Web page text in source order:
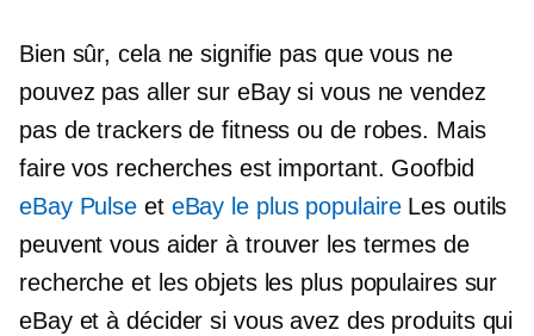
Bien sûr, cela ne signifie pas que vous ne
pouvez pas aller sur eBay si vous ne vendez
pas de trackers de fitness ou de robes. Mais
faire vos recherches est important. Goofbid
eBay Pulse et eBay le plus populaireLes outils
peuvent vous aider à trouver les termes de
recherche et les objets les plus populaires sur
eBay et à décider si vous avez des produits qui